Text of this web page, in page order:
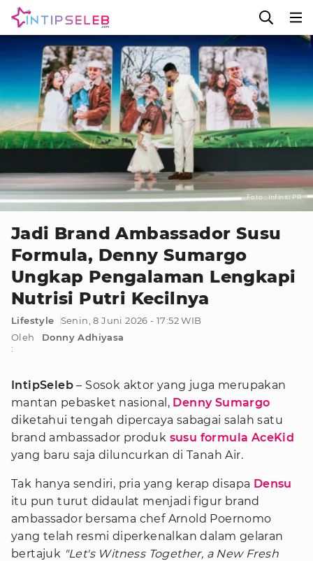
Foto : Infiniti PR
Jadi Brand Ambassador Susu
Formula, Denny Sumargo
Ungkap Pengalaman Lengkapi
Nutrisi Putri Kecilnya
Lifestyle
Senin, 8 Juni 2026 - 17:52 WIB
Oleh
:
Donny Adhiyasa
IntipSeleb – Sosok aktor yang juga merupakan
mantan pebasket nasional, Denny Sumargo
diketahui tengah dipercaya sabagai salah satu
brand ambassador produk susu formula AceKid
yang baru saja diluncurkan di Tanah Air.
Tak hanya sendiri, pria yang kerap disapa Densu
itu pun turut didaulat menjadi figur brand
ambassador bersama chef Arnold Poernomo
yang telah resmi diperkenalkan dalam gelaran
bertajuk "Let's Witness Together, a New Fresh